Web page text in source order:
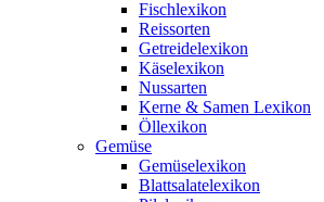
Fischlexikon
Reissorten
Getreidelexikon
Käselexikon
Nussarten
Kerne & Samen Lexikon
Öllexikon
Gemüse
Gemüselexikon
Blattsalatelexikon